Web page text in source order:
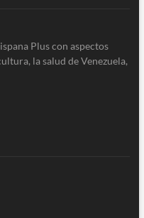
Plus con aspectos
la salud de Venezuela,